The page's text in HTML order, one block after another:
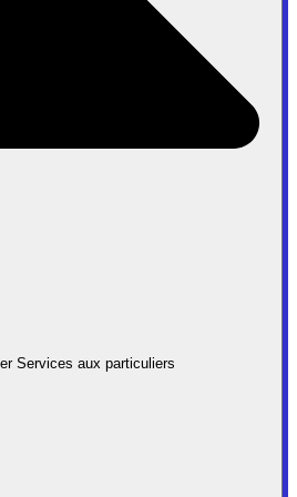
Services aux particuliers